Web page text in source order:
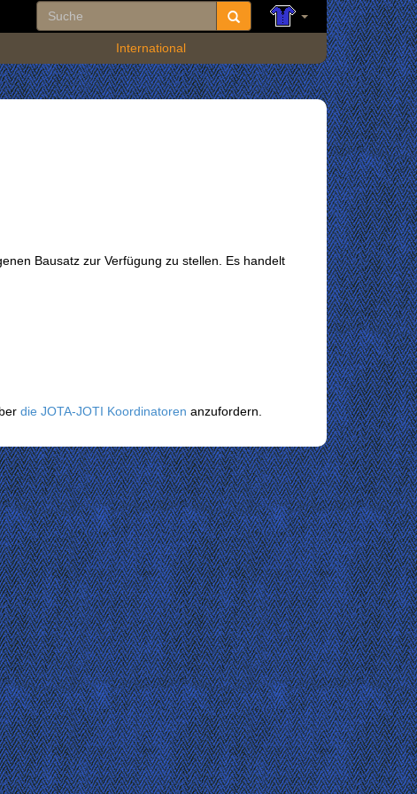
International
Bausatz zur Verfügung zu stellen. Es handelt
die JOTA-JOTI Koordinatoren anzufordern.